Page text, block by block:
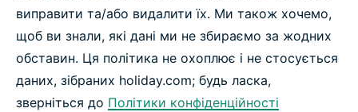
виправити та/або видалити їх. Ми також хочемо,
щоб ви знали, які дані ми не збираємо за жодних
обставин. Ця політика не охоплює і не стосується
даних, зібраних holiday.com; будь ласка,
зверніться до Політики конфіденційності